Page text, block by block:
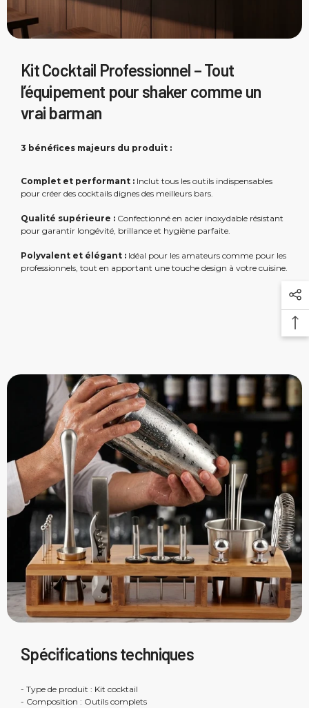
Kit Cocktail Professionnel – Tout
l’équipement pour shaker comme un
vrai barman
3 bénéfices majeurs du produit :
Complet et performant : Inclut tous les outils indispensables
pour créer des cocktails dignes des meilleurs bars.
Qualité supérieure : Confectionné en acier inoxydable résistant
pour garantir longévité, brillance et hygiène parfaite.
Polyvalent et élégant : Idéal pour les amateurs comme pour les
professionnels, tout en apportant une touche design à votre cuisine.
Spécifications techniques
- Type de produit : Kit cocktail
- Composition : Outils complets